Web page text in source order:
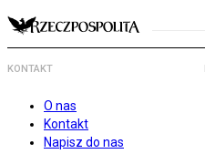
KONTAKT
O nas
Kontakt
Napisz do nas